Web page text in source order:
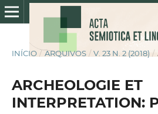
INÍCIO / ARQUIVOS / V. 23 N. 2 (2018) /
ARCHEOLOGIE ET
INTERPRETATION: